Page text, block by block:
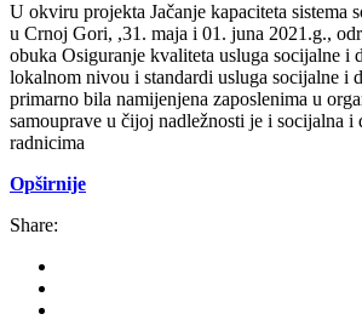
U okviru projekta Jačanje kapaciteta sistema
u Crnoj Gori, ,31. maja i 01. juna 2021.g.,
obuka Osiguranje kvaliteta usluga socijalne i
lokalnom nivou i standardi usluga socijalne i
primarno bila namijenjena zaposlenima u
samouprave u čijoj nadležnosti je i socijalna i
radnicima
Opširnije
Share: